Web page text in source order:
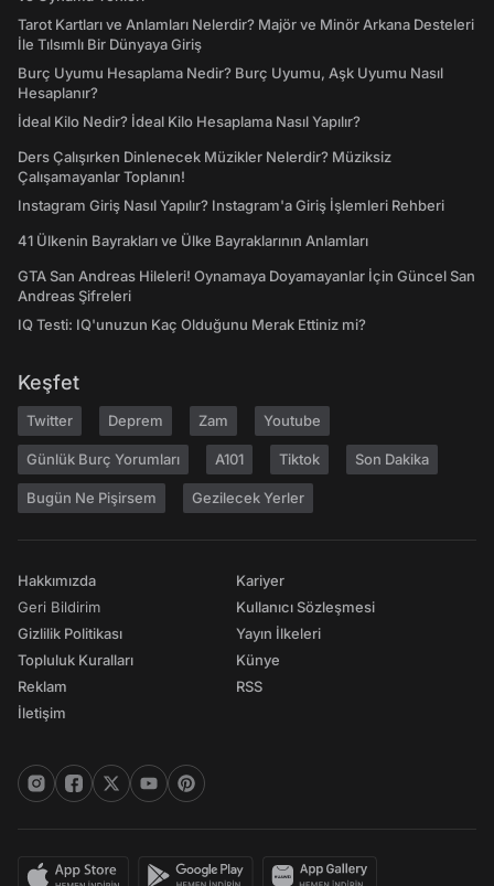
Tarot Kartları ve Anlamları Nelerdir? Majör ve Minör Arkana Desteleri
İle Tılsımlı Bir Dünyaya Giriş
Burç Uyumu Hesaplama Nedir? Burç Uyumu, Aşk Uyumu Nasıl
Hesaplanır?
İdeal Kilo Nedir? İdeal Kilo Hesaplama Nasıl Yapılır?
Ders Çalışırken Dinlenecek Müzikler Nelerdir? Müziksiz
Çalışamayanlar Toplanın!
Instagram Giriş Nasıl Yapılır? Instagram'a Giriş İşlemleri Rehberi
41 Ülkenin Bayrakları ve Ülke Bayraklarının Anlamları
GTA San Andreas Hileleri! Oynamaya Doyamayanlar İçin Güncel San
Andreas Şifreleri
IQ Testi: IQ'unuzun Kaç Olduğunu Merak Ettiniz mi?
Keşfet
Twitter Deprem Zam Youtube
Günlük Burç Yorumları A101 Tiktok Son Dakika
Bugün Ne Pişirsem Gezilecek Yerler
Hakkımızda
Geri Bildirim
Gizlilik Politikası
Topluluk Kuralları
Reklam
İletişim
Kariyer
Kullanıcı Sözleşmesi
Yayın İlkeleri
Künye
RSS